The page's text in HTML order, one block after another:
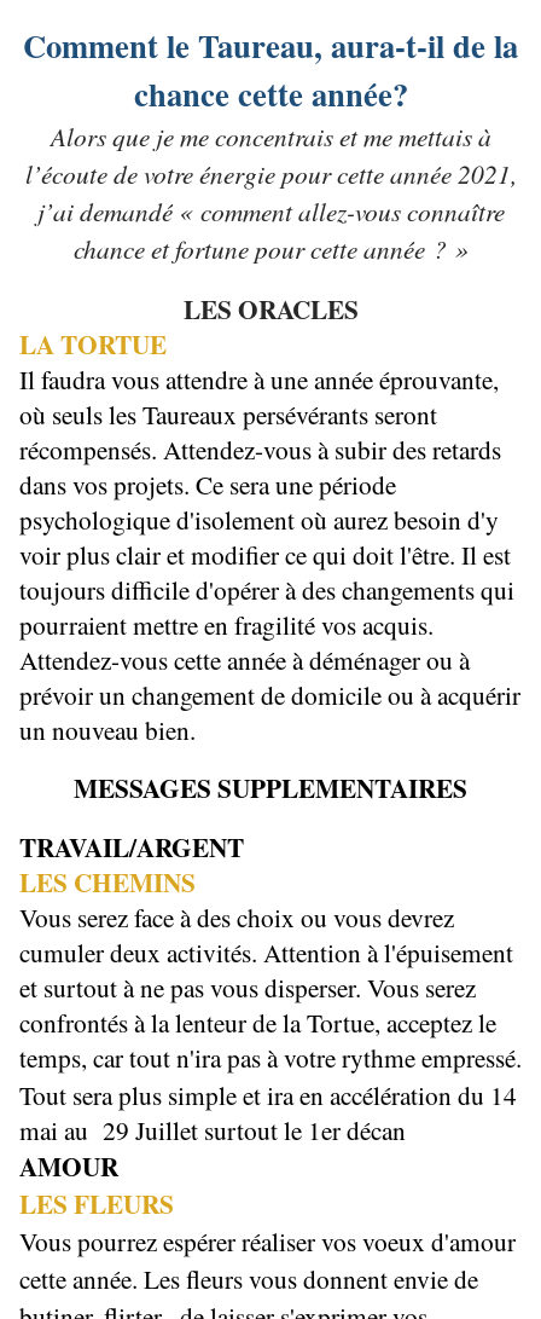
Comment le Taureau, aura-t-il de la
chance cette année?
Alors que je me concentrais et me mettais à
l’écoute de votre énergie pour cette année 2021,
j’ai demandé « comment allez-vous connaître
chance et fortune pour cette année ? »
LES ORACLES
LA TORTUE
Il faudra vous attendre à une année éprouvante,
où seuls les Taureaux persévérants seront
récompensés. Attendez-vous à subir des retards
dans vos projets. Ce sera une période
psychologique d'isolement où aurez besoin d'y
voir plus clair et modifier ce qui doit l'être. Il est
toujours difficile d'opérer à des changements qui
pourraient mettre en fragilité vos acquis.
Attendez-vous cette année à déménager ou à
prévoir un changement de domicile ou à acquérir
un nouveau bien.
MESSAGES SUPPLEMENTAIRES
TRAVAIL/ARGENT
LES CHEMINS
Vous serez face à des choix ou vous devrez
cumuler deux activités. Attention à l'épuisement
et surtout à ne pas vous disperser. Vous serez
confrontés à la lenteur de la Tortue, acceptez le
temps, car tout n'ira pas à votre rythme empressé.
Tout sera plus simple et ira en accélération du 14
mai au 29 Juillet surtout le 1er décan
AMOUR
LES FLEURS
Vous pourrez espérer réaliser vos voeux d'amour
cette année. Les fleurs vous donnent envie de